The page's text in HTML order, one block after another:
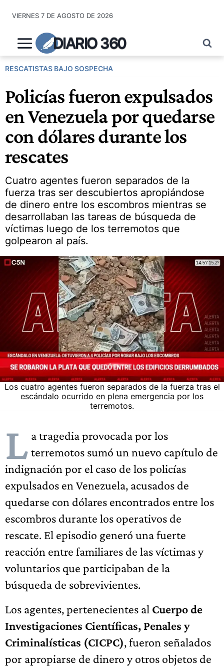
contenido
VIERNES 7 DE AGOSTO DE 2026
DIARIO 360
RESCATISTAS BAJO SOSPECHA
Policías fueron expulsados
en Venezuela por quedarse
con dólares durante los
rescates
Cuatro agentes fueron separados de la
fuerza tras ser descubiertos apropiándose
de dinero entre los escombros mientras se
desarrollaban las tareas de búsqueda de
víctimas luego de los terremotos que
golpearon al país.
Los cuatro agentes fueron separados de la fuerza tras el
escándalo ocurrido en plena emergencia por los
terremotos.
L a tragedia provocada por los
terremotos sumó un nuevo capítulo de
indignación por el caso de los policías
expulsados en Venezuela, acusados de
quedarse con dólares encontrados entre los
escombros durante los operativos de
rescate. El episodio generó una fuerte
reacción entre familiares de las víctimas y
voluntarios que participaban de la
búsqueda de sobrevivientes.
Los agentes, pertenecientes al Cuerpo de
Investigaciones Científicas, Penales y
Criminalísticas (CICPC), fueron señalados
por apropiarse de dinero y otros objetos de